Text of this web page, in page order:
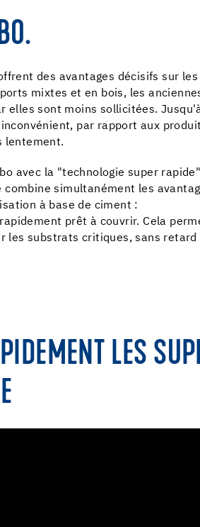
des avantages décisifs sur
mixtes et en bois, les
elles sont moins sollicitées.
par rapport aux
lentement.
avec la "technologie super
simultanément les
à base de ciment :
prêt à couvrir. Cela
substrats critiques, sans retard
LES